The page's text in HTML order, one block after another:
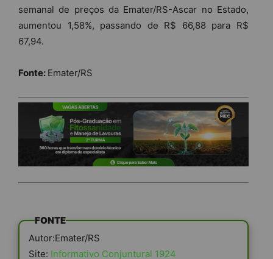
semanal de preços da Emater/RS-Ascar no Estado,
aumentou 1,58%, passando de R$ 66,88 para R$
67,94.
Fonte: Emater/RS
FONTE
Autor:Emater/RS
Site: Informativo Conjuntural 1924